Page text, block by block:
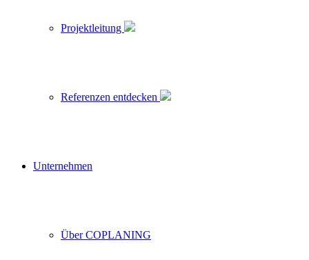
Projektleitung
Referenzen entdecken
Unternehmen
Über COPLANING